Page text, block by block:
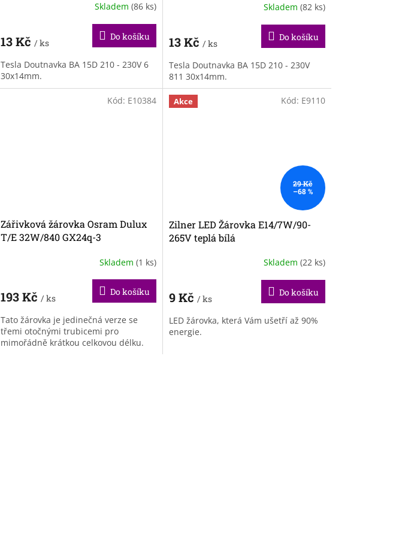
Skladem (86 ks)
13 Kč / ks
Do košíku
Tesla Doutnavka BA 15D 210 - 230V 6
30x14mm.
Skladem (82 ks)
13 Kč / ks
Do košíku
Tesla Doutnavka BA 15D 210 - 230V
811 30x14mm.
Zářivková žárovka Osram Dulux
T/E 32W/840 GX24q-3
Skladem (1 ks)
193 Kč / ks
Do košíku
Tato žárovka je jedinečná verze se
třemi otočnými trubicemi pro
mimořádně krátkou celkovou délku.
Kód: E10384 Akce
29 Kč
–68 %
Zilner LED Žárovka E14/7W/90-
265V teplá bílá
Skladem (22 ks)
9 Kč / ks
Do košíku
LED žárovka, která Vám ušetří až 90%
energie.
Kód: E9110